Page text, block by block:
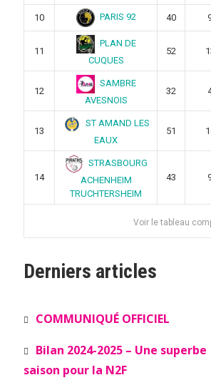
10 PARIS 92 40
11
PLAN DE
CUQUES
52
12
SAMBRE
AVESNOIS
32
13
ST AMAND LES
EAUX
51
14
STRASBOURG
ACHENHEIM
TRUCHTERSHEIM
43
Voir le tableau
Derniers articles
COMMUNIQUÉ OFFICIEL
Bilan 2024-2025 – Une superbe
saison pour la N2F